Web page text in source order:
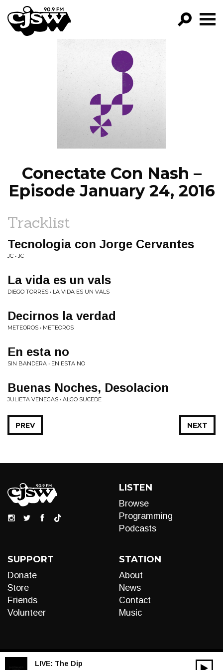
CJSW
FILTER BY:
PROGRAMS
EPISODES
NEWS
Conectate Con Nash –
Episode January 24, 2016
Tracklist
Tecnologia con Jorge Cervantes
JC • JC
La vida es un vals
DIEGO TORRES • LA VIDA ES UN VALS
Decirnos la verdad
METEOROS • METEOROS
En esta no
SIN BANDERA • EN ESTA NO
Buenas Noches, Desolacion
JULIETA VENEGAS • ALGO SUCEDE
NEXT
PREV
LISTEN
Browse
Programming
Podcasts
SUPPORT
Donate
Store
Friends
Volunteer
STATION
About
News
Contact
Music
LIVE: The Dip